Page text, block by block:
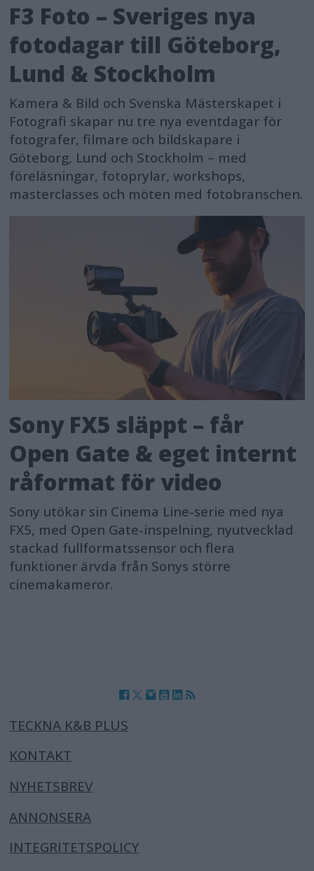
F3 Foto – Sveriges nya
fotodagar till Göteborg,
Lund & Stockholm
Kamera & Bild och Svenska Mästerskapet i
Fotografi skapar nu tre nya eventdagar för
fotografer, filmare och bildskapare i
Göteborg, Lund och Stockholm – med
föreläsningar, fotoprylar, workshops,
masterclasses och möten med fotobranschen.
Sony FX5 släppt – får
Open Gate & eget internt
råformat för video
Sony utökar sin Cinema Line-serie med nya
FX5, med Open Gate-inspelning, nyutvecklad
stackad fullformatssensor och flera
funktioner ärvda från Sonys större
cinemakameror.
TECKNA K&B PLUS
KONTAKT
NYHETSBREV
ANNONSERA
INTEGRITETSPOLICY